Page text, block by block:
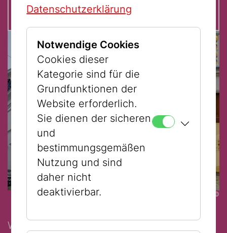
©
We are delighted to offer tours in English
Datenschutzerklärung
Notwendige Cookies
Cookies dieser
Kategorie sind für die
Grundfunktionen der
Website erforderlich.
Sie dienen der sicheren
und
bestimmungsgemäßen
Nutzung und sind
daher nicht
deaktivierbar.